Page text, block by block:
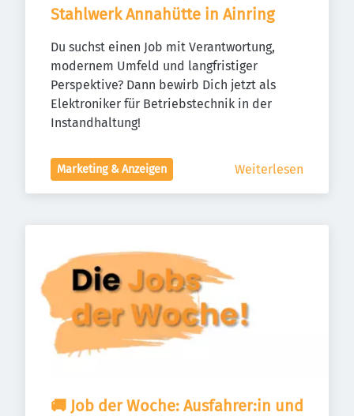
Stahlwerk Annahütte in Ainring
Du suchst einen Job mit Verantwortung,
modernem Umfeld und langfristiger
Perspektive? Dann bewirb Dich jetzt als
Elektroniker für Betriebstechnik in der
Instandhaltung!
Marketing & Anzeigen Weiterlesen
🚚 Job der Woche: Ausfahrer:in und